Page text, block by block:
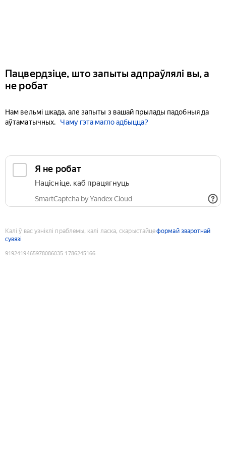
Пацвердзіце, што запыты адпраўлялі вы, а
не робат
Нам вельмі шкада, але запыты з вашай прылады падобныя да
аўтаматычных.
Чаму гэта магло адбыцца?
Я не робат
Націсніце, каб працягнуць
SmartCaptcha by Yandex Cloud
Калі ў вас узніклі праблемы, калі ласка, скарыстайцеформай зваротнай
сувязі
9192419465978086035:1786245166